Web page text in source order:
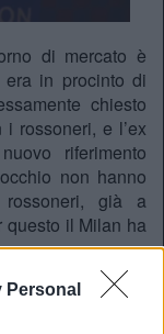
Personal
di mercato è
era in procinto di
chiesto
rossoneri, e l’ex
riferimento
non hanno
già a
questo il Milan ha
Strand-
for the